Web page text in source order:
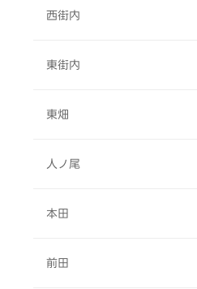
西街内
東街内
東畑
人ノ尾
本田
前田